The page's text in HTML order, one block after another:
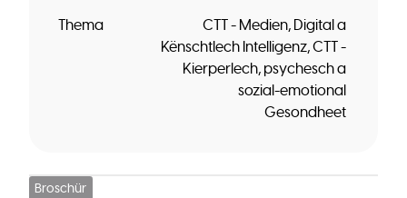
Thema
CTT - Medien, Digital a
Kënschtlech Intelligenz CTT -
Kierperlech, psychesch a
sozial-emotional
Gesondheet
Broschür